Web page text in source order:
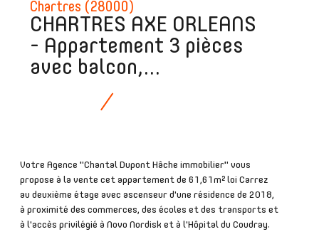
Chartres (28000)
CHARTRES AXE ORLEANS
- Appartement 3 pièces
avec balcon,...
Votre Agence "Chantal Dupont Hâche immobilier" vous
propose à la vente cet appartement de 61,61m² loi Carrez
au deuxième étage avec ascenseur d'une résidence de 2018,
à proximité des commerces, des écoles et des transports et
à l'accès privilégié à Novo Nordisk et à l'Hôpital du Coudray.